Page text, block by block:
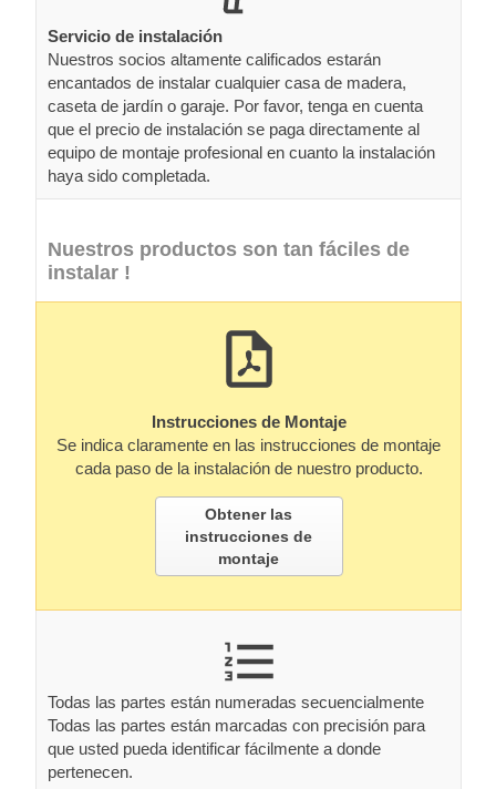
Servicio de instalación
Nuestros socios altamente calificados estarán
encantados de instalar cualquier casa de madera,
caseta de jardín o garaje. Por favor, tenga en cuenta
que el precio de instalación se paga directamente al
equipo de montaje profesional en cuanto la instalación
haya sido completada.
Nuestros productos son tan fáciles de
instalar !
Instrucciones de Montaje
Se indica claramente en las instrucciones de montaje
cada paso de la instalación de nuestro producto.
Obtener las
instrucciones de
montaje
Todas las partes están numeradas secuencialmente
Todas las partes están marcadas con precisión para
que usted pueda identificar fácilmente a donde
pertenecen.